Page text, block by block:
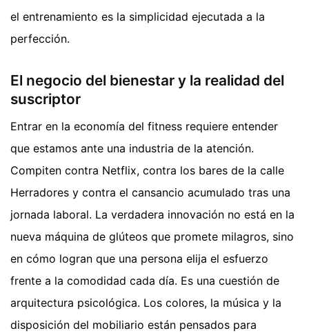
el entrenamiento es la simplicidad ejecutada a la
perfección.
El negocio del bienestar y la realidad del
suscriptor
Entrar en la economía del fitness requiere entender
que estamos ante una industria de la atención.
Compiten contra Netflix, contra los bares de la calle
Herradores y contra el cansancio acumulado tras una
jornada laboral. La verdadera innovación no está en la
nueva máquina de glúteos que promete milagros, sino
en cómo logran que una persona elija el esfuerzo
frente a la comodidad cada día. Es una cuestión de
arquitectura psicológica. Los colores, la música y la
disposición del mobiliario están pensados para